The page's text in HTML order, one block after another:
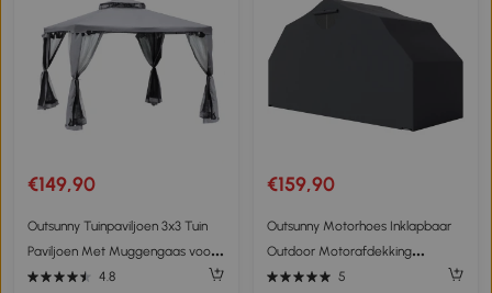
€149,90
Outsunny Tuinpaviljoen 3x3 Tuin
Paviljoen Met Muggengaas voor
Feesten en Ontvangst, Grijs
4.8
€159,90
Outsunny Motorhoes Inklapbaar
Outdoor Motorafdekking
Waterdicht Winterbestendig XXL
5